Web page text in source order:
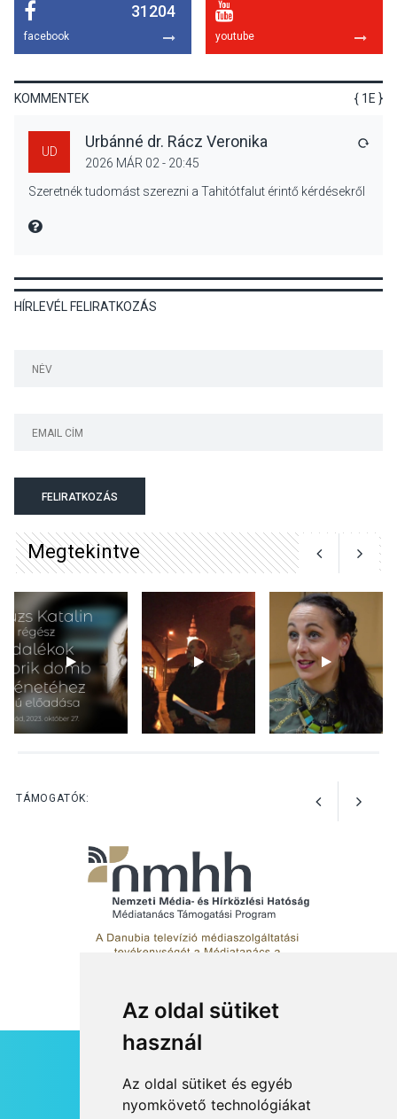
Az oldal sütiket
használ
Az oldal sütiket és egyéb
nyomkövető technológiákat
Nőtt a fontosabb nyári
tanszergyűjtés lesz
Szigetmonostoron
KÖZÉLET 2026 AUG 04
Megújulnak Szentendre
játszóterei
31204
facebook youtube
KOMMENTEK { 1E }
UD
Urbánné dr. Rácz Veronika
2026 MÁR 02 - 20:45
Szeretnék tudomást szerezni a Tahitótfalut érintő kérdésekről
MIRE MONDTA
HÍRLEVÉL FELIRATKOZÁS
FELIRATKOZÁS
Megtekintve
TÁMOGATÓK:
RSS